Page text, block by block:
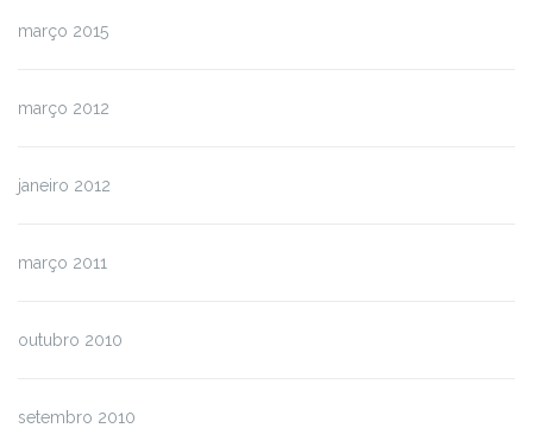
março 2015
março 2012
janeiro 2012
março 2011
outubro 2010
setembro 2010